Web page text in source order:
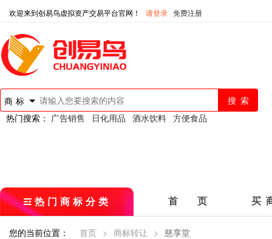
欢迎来到创易鸟虚拟资产交易平台官网！ 请登录 免费注册
商标
热门搜索： 广告销售 日化用品 酒水饮料 方便食品
热门商标分类 首 页 买
您的当前位置： 首页 > 商标转让 > 慈享堂